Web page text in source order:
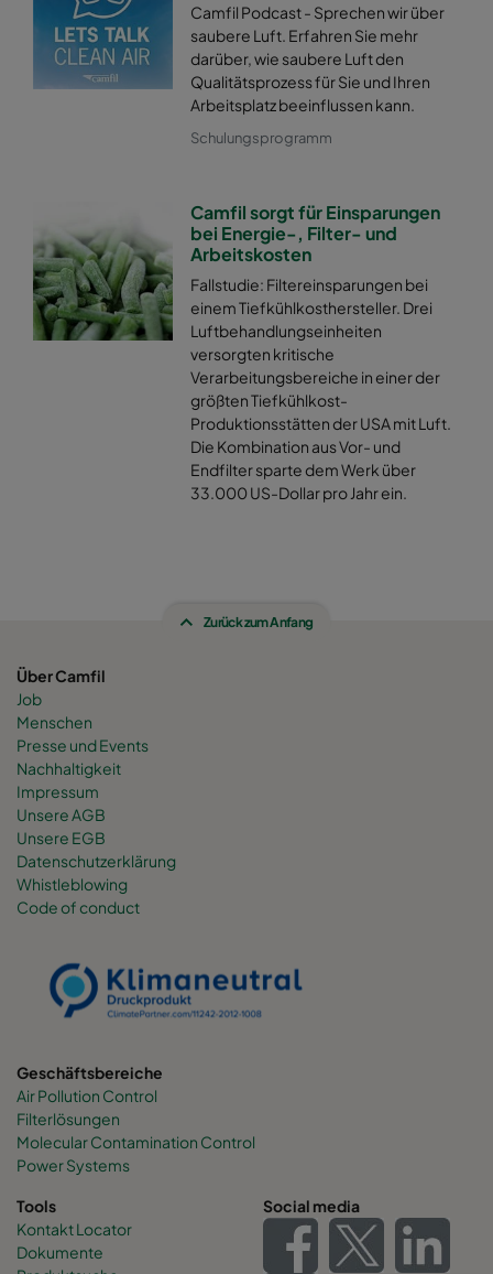
Camfil Podcast - Sprechen wir über
saubere Luft. Erfahren Sie mehr
darüber, wie saubere Luft den
Qualitätsprozess für Sie und Ihren
Arbeitsplatz beeinflussen kann.
Schulungsprogramm
Camfil sorgt für Einsparungen
bei Energie-, Filter- und
Arbeitskosten
Fallstudie: Filtereinsparungen bei
einem Tiefkühlkosthersteller. Drei
Luftbehandlungseinheiten
versorgten kritische
Verarbeitungsbereiche in einer der
größten Tiefkühlkost-
Produktionsstätten der USA mit Luft.
Die Kombination aus Vor- und
Endfilter sparte dem Werk über
33.000 US-Dollar pro Jahr ein.
Zurück zum Anfang
Über Camfil
Job
Menschen
Presse und Events
Nachhaltigkeit
Impressum
Unsere AGB
Unsere EGB
Datenschutzerklärung
Whistleblowing
Code of conduct
Geschäftsbereiche
Air Pollution Control
Filterlösungen
Molecular Contamination Control
Power Systems
Tools
Kontakt Locator
Dokumente
Social media